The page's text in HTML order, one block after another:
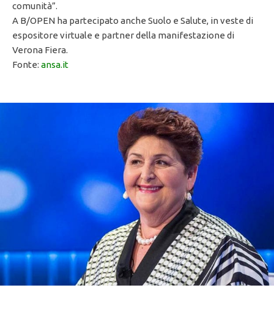
comunità”.
A B/OPEN ha partecipato anche Suolo e Salute, in veste di
espositore virtuale e partner della manifestazione di
Verona Fiera.
Fonte: ansa.it